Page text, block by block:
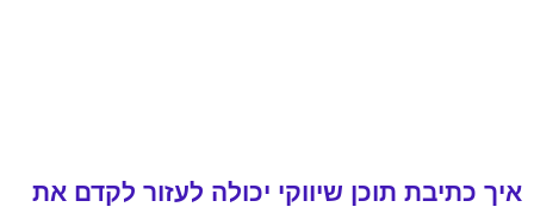
איך כתיבת תוכן שיווקי יכולה לעזור לקדם את